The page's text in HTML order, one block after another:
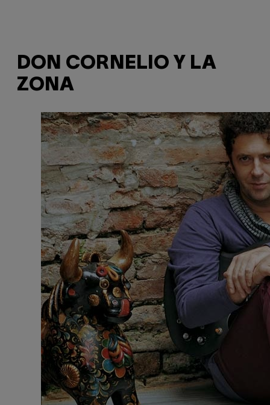
DON CORNELIO Y LA
ZONA